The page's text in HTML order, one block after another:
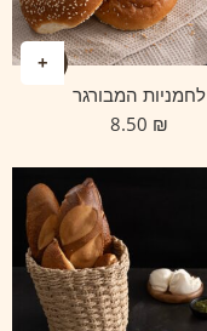
לחמניות המבורגר
₪